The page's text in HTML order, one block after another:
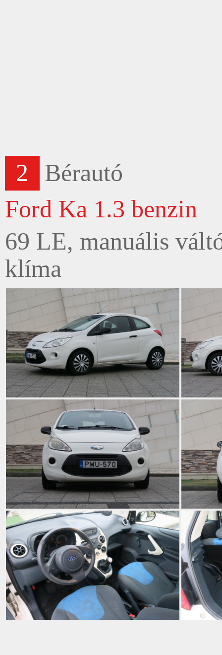
2
Bérautó
Ford Ka 1.3 benzin
69 LE, manuális
klíma